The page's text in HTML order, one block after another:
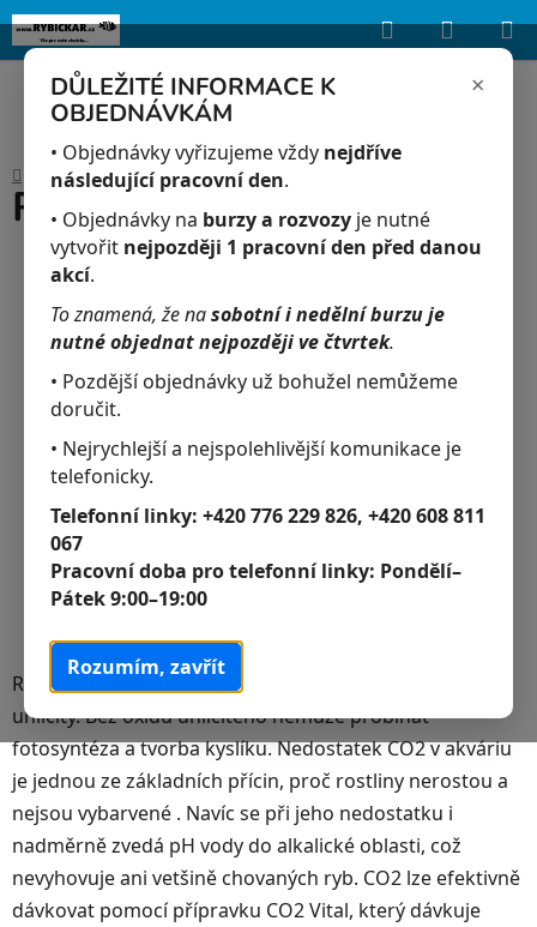
×
DŮLEŽITÉ INFORMACE K
OBJEDNÁVKÁM
• Objednávky vyřizujeme vždy nejdříve
následující pracovní den.
• Objednávky na burzy a rozvozy je nutné
vytvořit nejpozději 1 pracovní den před danou
akcí.
To znamená, že nasobotní i nedělní burzu je
nutné objednat nejpozději ve čtvrtek.
• Pozdější objednávky už bohužel nemůžeme
doručit.
• Nejrychlejší a nejspolehlivější komunikace je
telefonicky.
Telefonní linky: +420 776 229 826, +420 608 811
067
Pracovní doba pro telefonní linky: Pondělí–
Pátek 9:00–19:00
Rozumím, zavřít
Upozorňujeme, že uvedená skladová dostupnost je orientační a může se
lišit podle aktuálních objednávek a prodeje v reálném čase.
obsah
Hledat
KOŠÍK
DomůAkvaristika / Rataj - CO2 Vital 150 ml
Rostliny potřebují ke svému zdárnému růstu oxid
uhličitý. Bez oxidu uhličitého nemůže probíhat
fotosyntéza a tvorba kyslíku. Nedostatek CO2 v akváriu
je jednou ze základních přícin, proč rostliny nerostou a
nejsou vybarvené . Navíc se při jeho nedostatku i
nadměrně zvedá pH vody do alkalické oblasti, což
nevyhovuje ani vetšině chovaných ryb. CO2 lze efektivně
dávkovat pomocí přípravku CO2 Vital, který dávkuje
Rataj - CO2 Vital 150 ml